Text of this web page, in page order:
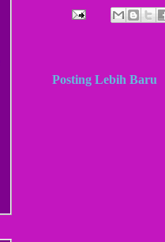
Posting Lebih Baru